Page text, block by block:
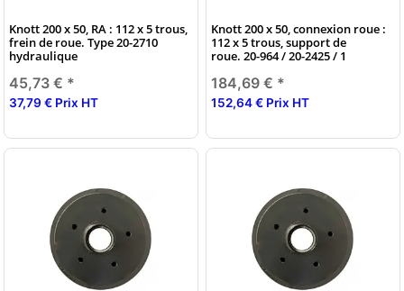
Knott 200 x 50, RA : 112 x 5 trous,
frein de roue. Type 20-2710
hydraulique
45,73 € *
37,79 € Prix HT
Knott 200 x 50, connexion roue :
112 x 5 trous, support de
roue. 20-964 / 20-2425 / 1
184,69 € *
152,64 € Prix HT